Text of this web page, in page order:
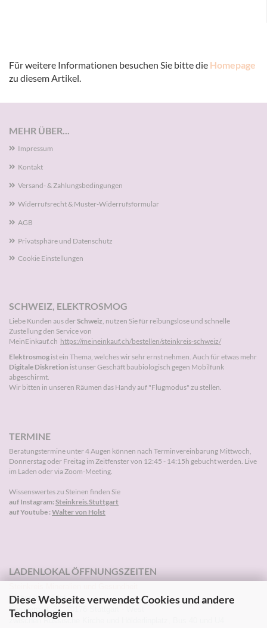
Diese Webseite verwendet Cookies und andere
Technologien
Für weitere Informationen besuchen Sie bitte die Homepage
zu diesem Artikel.
MEHR ÜBER...
Impressum
Kontakt
Versand- & Zahlungsbedingungen
Widerrufsrecht & Muster-Widerrufsformular
AGB
Privatsphäre und Datenschutz
Cookie Einstellungen
SCHWEIZ, ELEKTROSMOG
Liebe Kunden aus derSchweiz, nutzen Sie für reibungslose und schnelle
Zustellung den Service von
MeinEinkauf.ch https://meineinkauf.ch/bestellen/steinkreis-schweiz/
Elektrosmog ist ein Thema, welches wir sehr ernst nehmen. Auch für etwas mehr
Digitale Diskretion ist unser Geschäft baubiologisch gegen Mobilfunk
abgeschirmt.
Wir bitten in unseren Räumen das Handy auf "Flugmodus" zu stellen.
TERMINE
Beratungstermine unter 4 Augen können nach Terminvereinbarung Mittwoch,
Donnerstag oder Freitag im Zeitfenster von 12:45 - 14:15h gebucht werden. Live
im Laden oder via Zoom-Meeting.
Wissenswertes zu Steinen finden Sie
auf Instagram:Steinkreis.Stuttgart
auf Youtube :Walter von Holst
LADENLOKAL ÖFFNUNGSZEITEN
Walter von Holst
Kornbergstr. 32, 70176 Stuttgart - West
zwischen Russische Kirche und Hölderlinplatz, Bus 40 und U4